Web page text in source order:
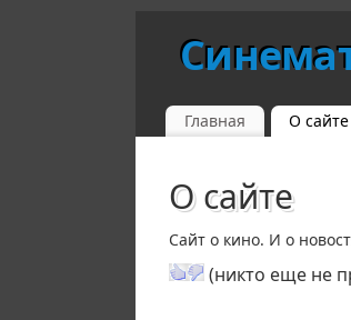
Главная О сайте
О сайте
Сайт о кино. И о
(никто еще не